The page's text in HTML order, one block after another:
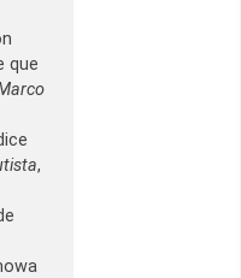
que
,